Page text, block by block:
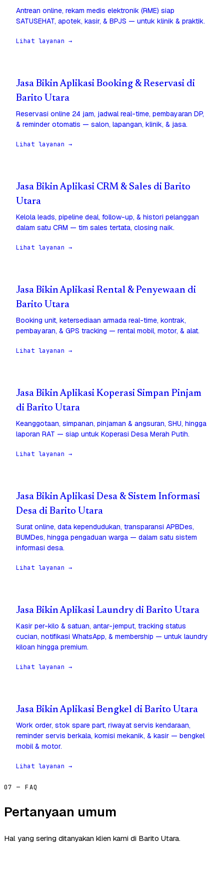
Antrean online, rekam medis elektronik (RME) siap
SATUSEHAT, apotek, kasir, & BPJS — untuk klinik & praktik.
Lihat layanan →
Jasa Bikin Aplikasi Booking & Reservasi di
Barito Utara
Reservasi online 24 jam, jadwal real-time, pembayaran DP,
& reminder otomatis — salon, lapangan, klinik, & jasa.
Lihat layanan →
Jasa Bikin Aplikasi CRM & Sales di Barito
Utara
Kelola leads, pipeline deal, follow-up, & histori pelanggan
dalam satu CRM — tim sales tertata, closing naik.
Lihat layanan →
Jasa Bikin Aplikasi Rental & Penyewaan di
Barito Utara
Booking unit, ketersediaan armada real-time, kontrak,
pembayaran, & GPS tracking — rental mobil, motor, & alat.
Lihat layanan →
Jasa Bikin Aplikasi Koperasi Simpan Pinjam
di Barito Utara
Keanggotaan, simpanan, pinjaman & angsuran, SHU, hingga
laporan RAT — siap untuk Koperasi Desa Merah Putih.
Lihat layanan →
Jasa Bikin Aplikasi Desa & Sistem Informasi
Desa di Barito Utara
Surat online, data kependudukan, transparansi APBDes,
BUMDes, hingga pengaduan warga — dalam satu sistem
informasi desa.
Lihat layanan →
Jasa Bikin Aplikasi Laundry di Barito Utara
Kasir per-kilo & satuan, antar-jemput, tracking status
cucian, notifikasi WhatsApp, & membership — untuk laundry
kiloan hingga premium.
Lihat layanan →
Jasa Bikin Aplikasi Bengkel di Barito Utara
Work order, stok spare part, riwayat servis kendaraan,
reminder servis berkala, komisi mekanik, & kasir — bengkel
mobil & motor.
Lihat layanan →
07 — FAQ
Pertanyaan umum
Hal yang sering ditanyakan klien kami di Barito Utara.